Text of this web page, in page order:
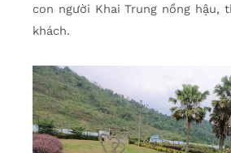
con người Khai Trung nồng hậu,
khách.